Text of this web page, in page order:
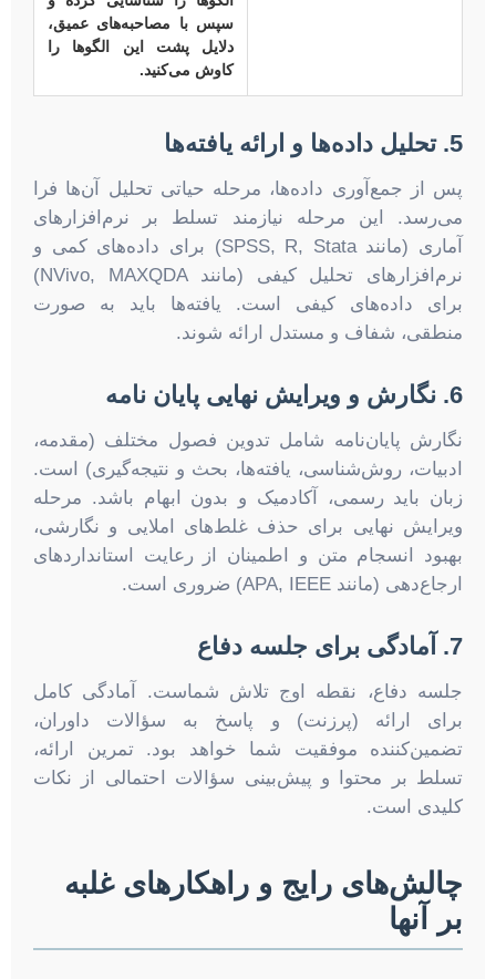
سپس با مصاحبه‌های عمیق،
دلایل پشت این الگوها را
کاوش می‌کنید.
5. تحلیل داده‌ها و ارائه یافته‌ها
پس از جمع‌آوری داده‌ها، مرحله حیاتی تحلیل آن‌ها فرا
می‌رسد. این مرحله نیازمند تسلط بر نرم‌افزارهای
آماری (مانند SPSS, R, Stata) برای داده‌های کمی و
نرم‌افزارهای تحلیل کیفی (مانند NVivo, MAXQDA)
برای داده‌های کیفی است. یافته‌ها باید به صورت
منطقی، شفاف و مستدل ارائه شوند.
6. نگارش و ویرایش نهایی پایان نامه
نگارش پایان‌نامه شامل تدوین فصول مختلف (مقدمه،
ادبیات، روش‌شناسی، یافته‌ها، بحث و نتیجه‌گیری) است.
زبان باید رسمی، آکادمیک و بدون ابهام باشد. مرحله
ویرایش نهایی برای حذف غلط‌های املایی و نگارشی،
بهبود انسجام متن و اطمینان از رعایت استانداردهای
ارجاع‌دهی (مانند APA, IEEE) ضروری است.
7. آمادگی برای جلسه دفاع
جلسه دفاع، نقطه اوج تلاش شماست. آمادگی کامل
برای ارائه (پرزنت) و پاسخ به سؤالات داوران،
تضمین‌کننده موفقیت شما خواهد بود. تمرین ارائه،
تسلط بر محتوا و پیش‌بینی سؤالات احتمالی از نکات
کلیدی است.
چالش‌های رایج و راهکارهای غلبه
بر آنها